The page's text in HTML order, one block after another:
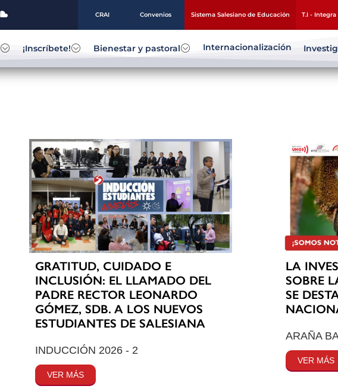
CRAI Convenios Sistema Salesiano de Educación T.I - Integra
¡Inscríbete! Bienestar y pastoral Internacionalización
GRATITUD, CUIDADO E
INCLUSIÓN: EL LLAMADO DEL
PADRE RECTOR LEONARDO
GÓMEZ, SDB. A LOS NUEVOS
ESTUDIANTES DE SALESIANA
INDUCCIÓN 2026 - 2
VER MÁS
LA
SOBRE
SE
ARAÑA
VER MÁS